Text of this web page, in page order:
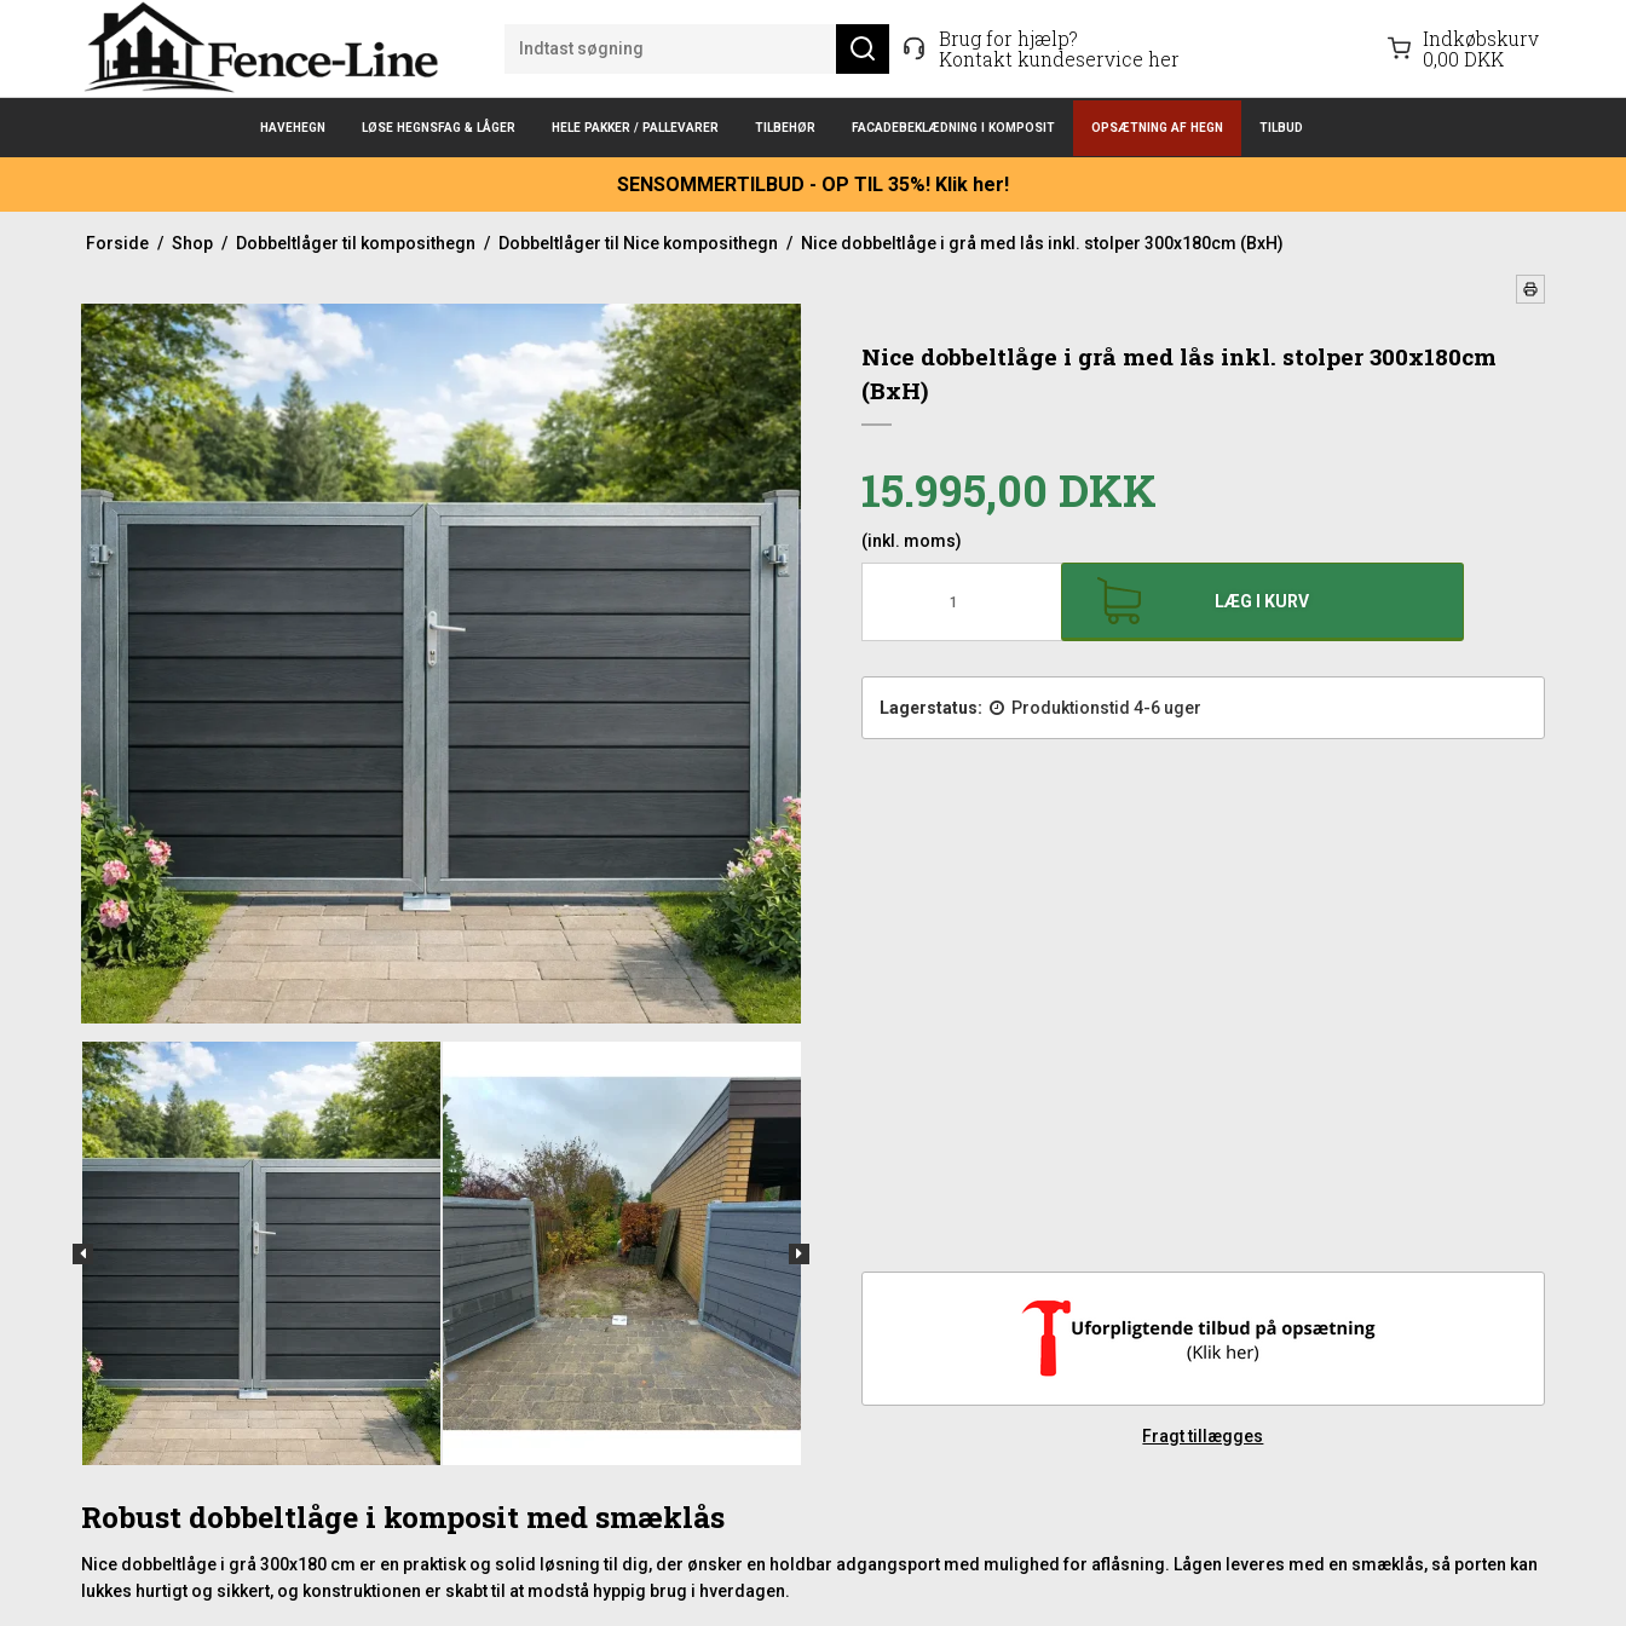
Brug for hjælp?
Kontakt kundeservice her
Indkøbskurv
0,00 DKK
HAVEHEGN LØSE HEGNSFAG & LÅGER HELE PAKKER / PALLEVARER TILBEHØR FACADEBEKLÆDNING I KOMPOSIT OPSÆTNING AF HEGN TILBUD
SENSOMMERTILBUD - OP TIL 35%! Klik her!
Forside / Shop / Dobbeltlåger til komposithegn / Dobbeltlåger til Nice komposithegn / Nice dobbeltlåge i grå med lås inkl. stolper 300x180cm (BxH)
Nice dobbeltlåge i grå med lås inkl. stolper 300x180cm
(BxH)
15.995,00 DKK
(inkl. moms)
LÆG I KURV
Lagerstatus: Produktionstid 4-6 uger
Fragt tillægges
Robust dobbeltlåge i komposit med smæklås
Nice dobbeltlåge i grå 300x180 cm er en praktisk og solid løsning til dig, der ønsker en holdbar adgangsport med mulighed for aflåsning. Lågen leveres med en smæklås, så porten kan
lukkes hurtigt og sikkert, og konstruktionen er skabt til at modstå hyppig brug i hverdagen.